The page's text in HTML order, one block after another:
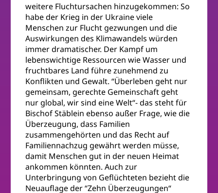
weitere Fluchtursachen hinzugekommen: So
habe der Krieg in der Ukraine viele
Menschen zur Flucht gezwungen und die
Auswirkungen des Klimawandels würden
immer dramatischer. Der Kampf um
lebenswichtige Ressourcen wie Wasser und
fruchtbares Land führe zunehmend zu
Konflikten und Gewalt. “Überleben geht nur
gemeinsam, gerechte Gemeinschaft geht
nur global, wir sind eine Welt“- das steht für
Bischof Stäblein ebenso außer Frage, wie die
Überzeugung, dass Familien
zusammengehörten und das Recht auf
Familiennachzug gewährt werden müsse,
damit Menschen gut in der neuen Heimat
ankommen könnten. Auch zur
Unterbringung von Geflüchteten bezieht die
Neuauflage der “Zehn Überzeugungen“